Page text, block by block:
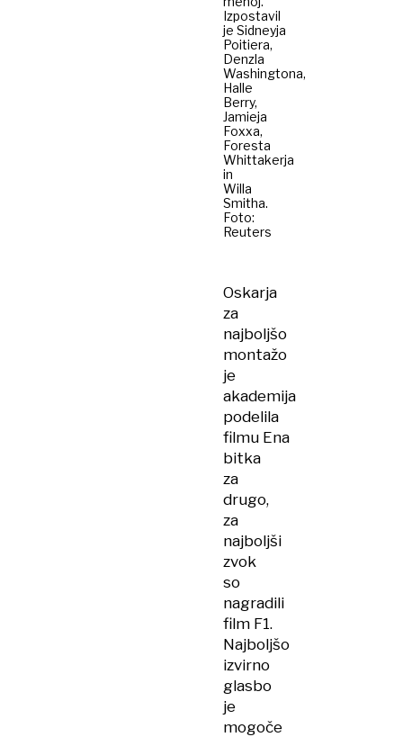
Izpostavil
je Sidneyja
Poitiera,
Denzla
Washingtona,
Halle
Berry,
Jamieja
Foxxa,
Foresta
Whittakerja
in
Willa
Smitha.
Foto:
Reuters
Oskarja
za
najboljšo
montažo
je
akademija
podelila
filmu Ena
bitka
za
drugo,
za
najboljši
zvok
so
nagradili
film F1.
Najboljšo
izvirno
glasbo
je
mogoče